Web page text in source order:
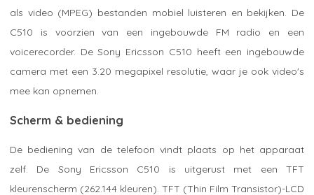
als video (MPEG) bestanden mobiel luisteren en bekijken. De
C510 is voorzien van een ingebouwde FM radio en een
voicerecorder. De Sony Ericsson C510 heeft een ingebouwde
camera met een 3.20 megapixel resolutie, waar je ook video's
mee kan opnemen.
Scherm & bediening
De bediening van de telefoon vindt plaats op het apparaat
zelf. De Sony Ericsson C510 is uitgerust met een TFT
kleurenscherm (262.144 kleuren). TFT (Thin Film Transistor)-LCD